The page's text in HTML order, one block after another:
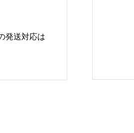
発送対応は